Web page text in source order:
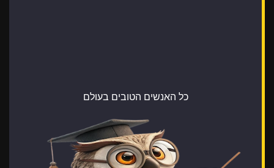
כל האנשים הטובים בעולם